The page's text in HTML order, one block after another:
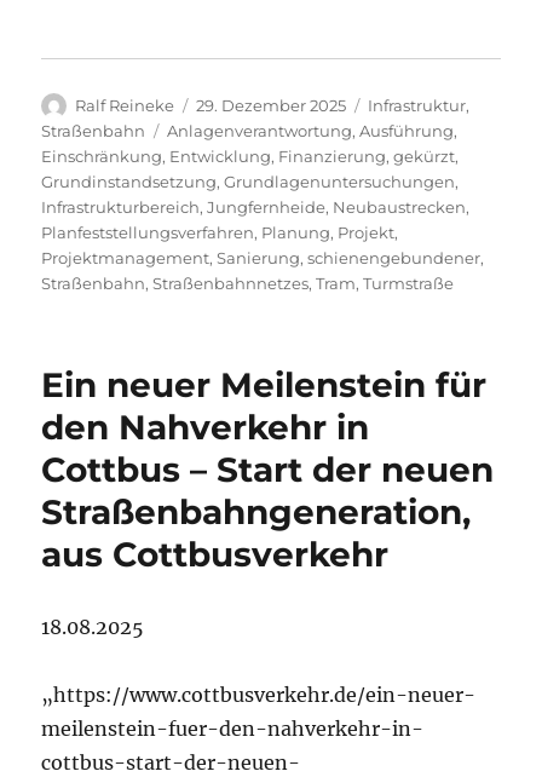
Autor
Ralf Reineke
Veröffentlicht
am
29. Dezember 2025 Kategorien
Infrastruktur,
Straßenbahn
Schlagwörter
Anlagenverantwortung,Ausführung,
Einschränkung, Entwicklung, Finanzierung,gekürzt,
Grundinstandsetzung,Grundlagenuntersuchungen,
Infrastrukturbereich,Jungfernheide, Neubaustrecken,
Planfeststellungsverfahren, Planung, Projekt,
Projektmanagement,Sanierung,schienengebundener,
Straßenbahn,Straßenbahnnetzes,Tram,Turmstraße
Ein neuer Meilenstein für
den Nahverkehr in
Cottbus – Start der neuen
Straßenbahngeneration,
aus Cottbusverkehr
18.08.2025
„https://www.cottbusverkehr.de/ein-neuer-
meilenstein-fuer-den-nahverkehr-in-
cottbus-start-der-neuen-